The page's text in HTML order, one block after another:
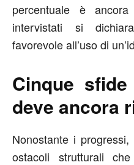
percentuale è
intervistati si
favorevole all’uso di
Cinque
deve ancora
Nonostante i
ostacoli strutturali